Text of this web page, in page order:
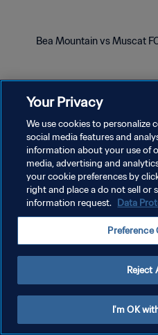
Bea Mountain vs Muscat
Your Privacy
We use cookies to personalize
social media features and
information about your use of
media, advertising and
your cookie preferences by
right and place a do not sell or
information request. Data
Preference
Reject
I'm OK